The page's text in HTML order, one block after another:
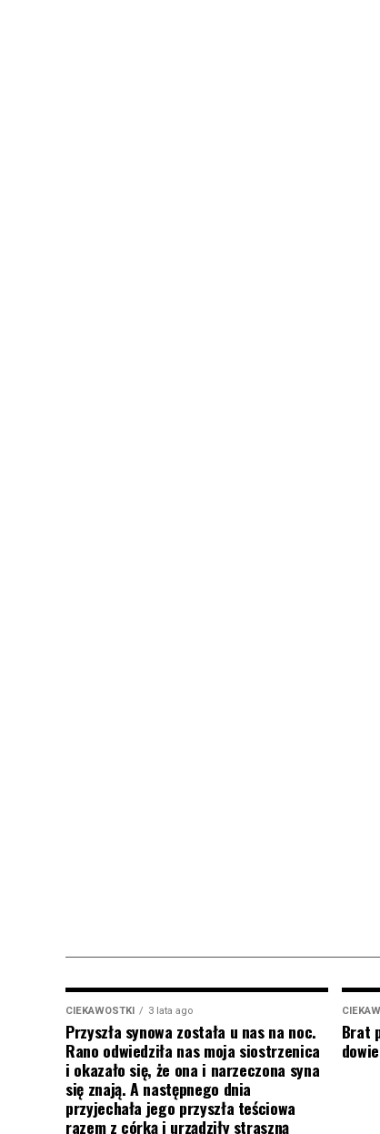
CIEKAWOSTKI 3 lata ago
Przyszła synowa została u nas na noc.
Rano odwiedziła nas moja siostrzenica
i okazało się, że ona i narzeczona syna
się znają. A następnego dnia
przyjechała jego przyszła teściowa
razem z córką i urządziły straszną
Brat